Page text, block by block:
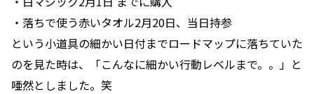
・落ちで使う赤いタオル2月20日、当日持参
という小道具の細かい日付までロードマップに落ちていた
のを見た時は、「こんなに細かい行動レベルまで。。」と
唖然としました。笑